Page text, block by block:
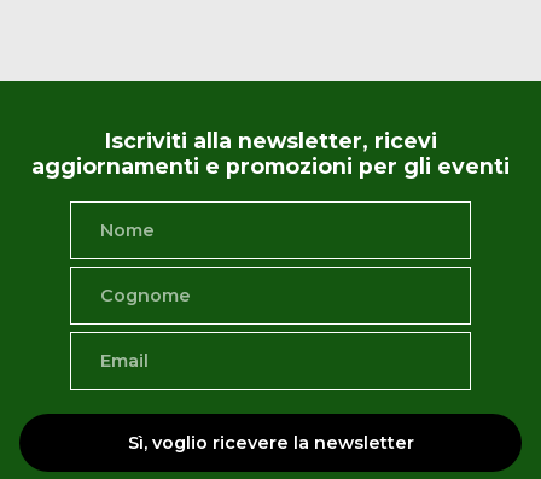
Iscriviti alla newsletter, ricevi
aggiornamenti e promozioni per gli eventi
Sì, voglio ricevere la newsletter